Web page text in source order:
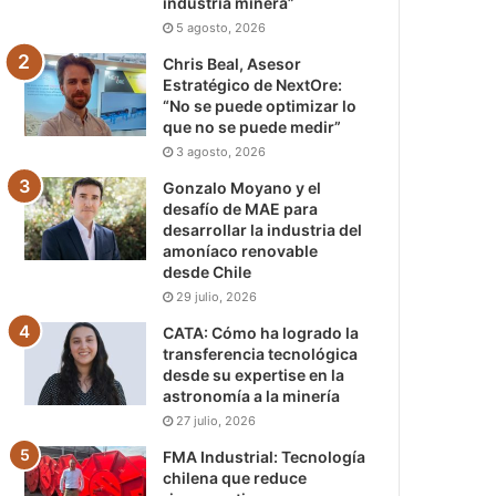
5 agosto, 2026
Chris Beal, Asesor
Estratégico de NextOre:
“No se puede optimizar lo
que no se puede medir”
3 agosto, 2026
Gonzalo Moyano y el
desafío de MAE para
desarrollar la industria del
amoníaco renovable
desde Chile
29 julio, 2026
CATA: Cómo ha logrado la
transferencia tecnológica
desde su expertise en la
astronomía a la minería
27 julio, 2026
FMA Industrial: Tecnología
chilena que reduce